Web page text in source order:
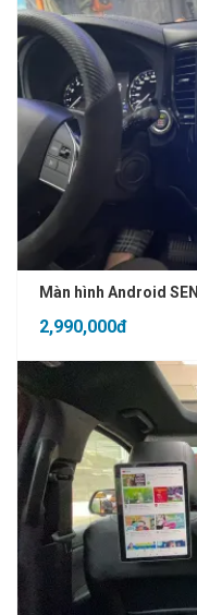
Màn hình Android
2,990,000đ